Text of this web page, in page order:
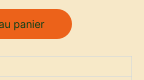
panier